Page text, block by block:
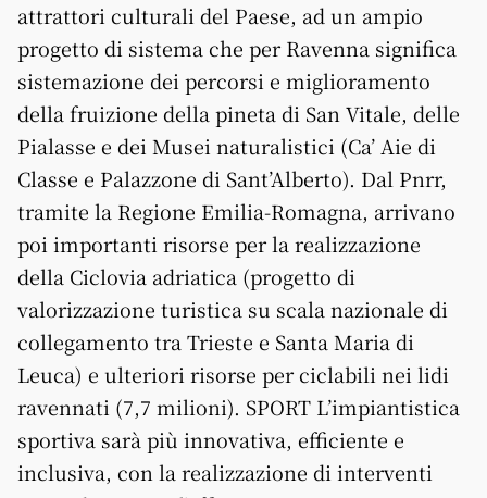
attrattori culturali del Paese, ad un ampio
progetto di sistema che per Ravenna significa
sistemazione dei percorsi e miglioramento
della fruizione della pineta di San Vitale, delle
Pialasse e dei Musei naturalistici (Ca’ Aie di
Classe e Palazzone di Sant’Alberto). Dal Pnrr,
tramite la Regione Emilia-Romagna, arrivano
poi importanti risorse per la realizzazione
della Ciclovia adriatica (progetto di
valorizzazione turistica su scala nazionale di
collegamento tra Trieste e Santa Maria di
Leuca) e ulteriori risorse per ciclabili nei lidi
ravennati (7,7 milioni). SPORT L’impiantistica
sportiva sarà più innovativa, efficiente e
inclusiva, con la realizzazione di interventi